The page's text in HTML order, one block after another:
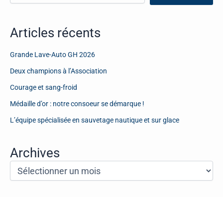
Articles récents
Grande Lave-Auto GH 2026
Deux champions à l’Association
Courage et sang-froid
Médaille d’or : notre consoeur se démarque !
L’équipe spécialisée en sauvetage nautique et sur glace
Archives
A